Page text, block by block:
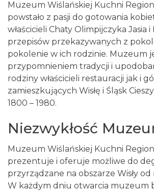
Muzeum Wiślańskiej Kuchni
powstało z pasji do gotowania
właścicieli Chaty Olimpijczyka Jasia
przepisów przekazywanych z
pokolenie w ich rodzinie. Muzeum
przypomnieniem tradycji i
rodziny właścicieli restauracji jak i
zamieszkujących Wisłę i Śląsk
1800 – 1980.
Niezwykłość
Muzeum Wiślańskiej Kuchni
prezentuje i oferuje możliwe do
przyrządzane na obszarze Wisły
W każdym dniu otwarcia muzeum